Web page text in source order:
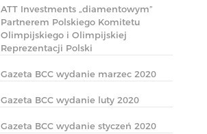
ATT Investments „diamentowym”
Partnerem Polskiego Komitetu
Olimpijskiego i Olimpijskiej
Reprezentacji Polski
Gazeta BCC wydanie marzec 2020
Gazeta BCC wydanie luty 2020
Gazeta BCC wydanie styczeń 2020